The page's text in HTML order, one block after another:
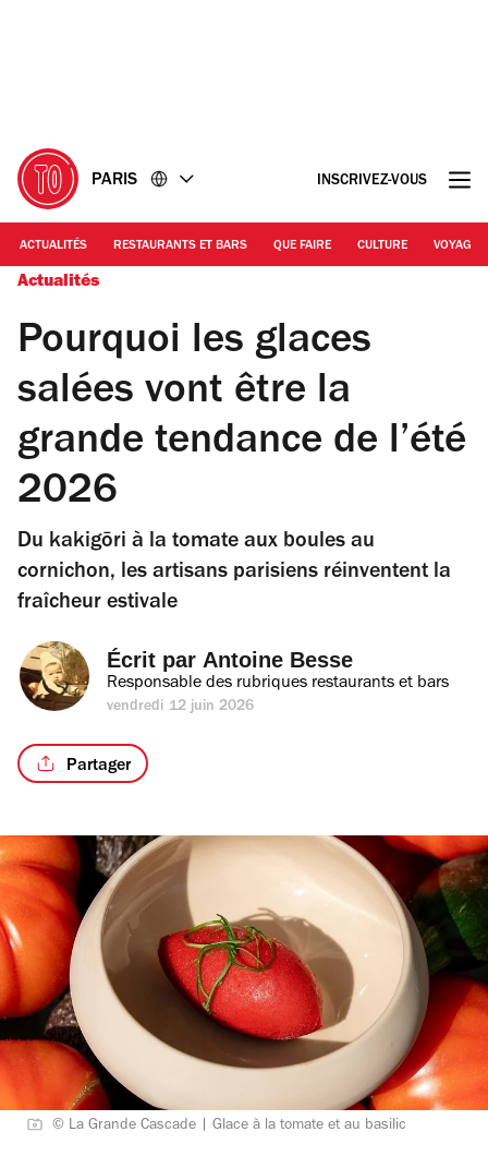
PARIS INSCRIVEZ-VOUS
ACTUALITÉS RESTAURANTS ET BARS QUE FAIRE CULTURE VOYAGE
Actualités
Pourquoi les glaces
salées vont être la
grande tendance de l’été
2026
Du kakigōri à la tomate aux boules au
cornichon, les artisans parisiens réinventent la
fraîcheur estivale
Écrit par Antoine Besse
Responsable des rubriques restaurants et bars
vendredi 12 juin 2026
Partager
© La Grande Cascade | Glace à la tomate et au basilic